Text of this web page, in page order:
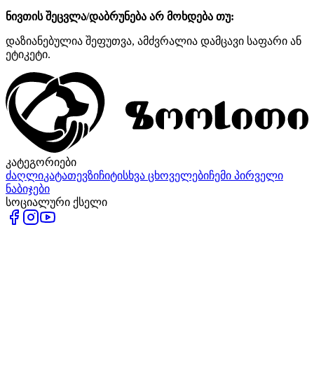
ნივთის შეცვლა/დაბრუნება არ მოხდება თუ:
დაზიანებულია შეფუთვა, ამძვრალია დამცავი საფარი ან
ეტიკეტი.
კატეგორიები
ძაღლიკატათევზიჩიტისხვა ცხოველებიჩემი პირველი
ნაბიჯები
სოციალური ქსელი